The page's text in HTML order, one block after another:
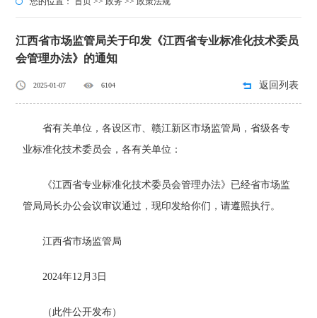
江西省市场监管局关于印发《江西省专业标准化技术委员
会管理办法》的通知
2025-01-07 6104 返回列表
省有关单位，各设区市、赣江新区市场监管局，省级各专
业标准化技术委员会，各有关单位：
《江西省专业标准化技术委员会管理办法》已经省市场监
管局局长办公会议审议通过，现印发给你们，请遵照执行。
江西省市场监管局
2024年12月3日
（此件公开发布）